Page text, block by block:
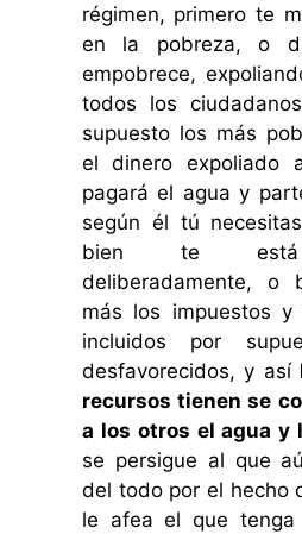
régimen, primero te
en la pobreza, o
empobrece,
todos los
supuesto los más
el dinero expoliado
pagará el agua y
según él tú
bien te está
deliberadamente, o
más los impuestos
incluidos por
desfavorecidos, y así
recursos tienen se
a los otros el agua y
se persigue al que
del todo por el hecho
le afea el que tenga